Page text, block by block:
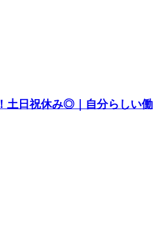
土日祝休み◎｜自分らしい働